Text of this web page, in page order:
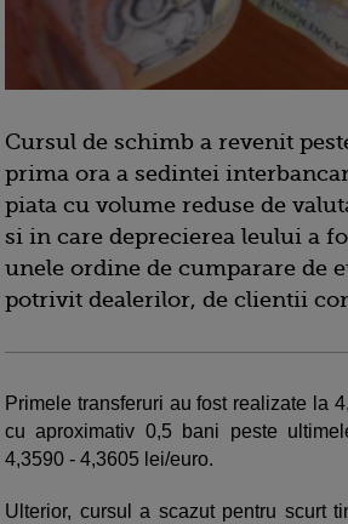
Cursul de schimb a revenit
prima ora a sedintei
piata cu volume reduse de
si in care deprecierea leului a
unele ordine de cumparare de
potrivit dealerilor, de clientii
Primele transferuri au fost realizate la
cu aproximativ 0,5 bani peste
4,3590 - 4,3605 lei/euro.
Ulterior, cursul a scazut pentru scurt